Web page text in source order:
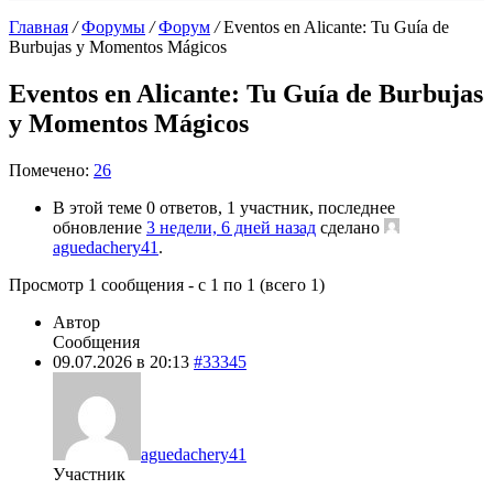
Главная / Форумы / Форум / Eventos en Alicante: Tu Guía de
Burbujas y Momentos Mágicos
Eventos en Alicante: Tu Guía de Burbujas
y Momentos Mágicos
Помечено: 26
В этой теме 0 ответов, 1 участник, последнее
обновление 3 недели, 6 дней назад сделано
aguedachery41 .
Просмотр 1 сообщения - с 1 по 1 (всего 1)
Автор
Сообщения
09.07.2026 в 20:13 #33345
aguedachery41
Участник